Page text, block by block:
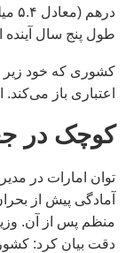
طول پنج سال آینده
کشوری که خود
اعتباری باز
کوچک در
توان امارات در
آمادگی پیش از
منظم پس از آن.
دقت بیان کرد: